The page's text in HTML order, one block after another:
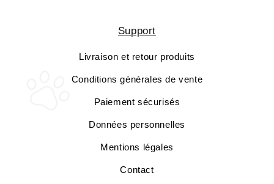
Support
Livraison et retour produits
Conditions générales de vente
Paiement sécurisés
Données personnelles
Mentions légales
Contact